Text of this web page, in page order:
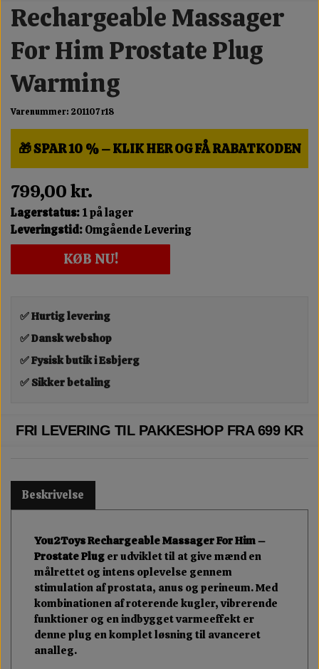
Rechargeable Massager
For Him Prostate Plug
Warming
Varenummer: 201107 r18
🎁 SPAR 10 % – KLIK HER OG FÅ RABATKODEN
799,00 kr.
Lagerstatus:1 på lager
Leveringstid:Omgående Levering
KØB NU!
✅ Hurtig levering
✅ Dansk webshop
✅ Fysisk butik i Esbjerg
✅ Sikker betaling
FRI LEVERING TIL PAKKESHOP FRA 699 KR
Beskrivelse
You2Toys Rechargeable Massager For Him –
Prostate Plug er udviklet til at give mænd en
målrettet og intens oplevelse gennem
stimulation af prostata, anus og perineum. Med
kombinationen af roterende kugler, vibrerende
funktioner og en indbygget varmeeffekt er
denne plug en komplet løsning til avanceret
analleg.